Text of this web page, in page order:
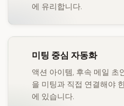
에 유리합니다.
미팅 중심 자동화
액션 아이템, 후속 메일 초
을 미팅과 직접 연결해야
에 있습니다.